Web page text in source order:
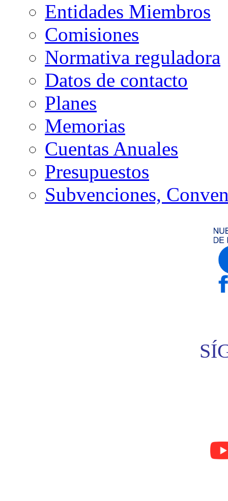
Entidades Miembros
Comisiones
Normativa reguladora
Datos de contacto
Planes
Memorias
Cuentas Anuales
Presupuestos
Subvenciones,